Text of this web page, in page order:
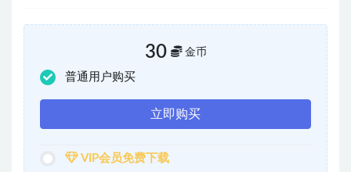
30 金币
普通用户购买
立即购买
VIP会员免费下载